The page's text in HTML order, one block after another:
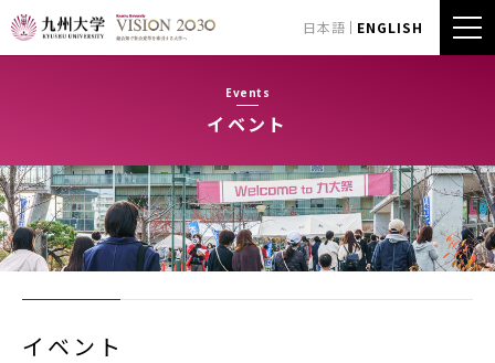
日本語 ENGLISH
Events
イベント
イベント